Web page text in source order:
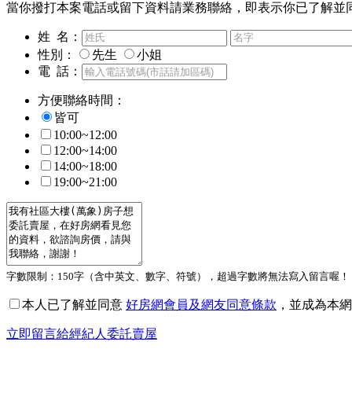
當你撥打本案電話或留下資料請業務聯絡，即表示你已了解並
姓 名：
性別：
先生
小姐
電 話：
方便聯絡時間：
皆可
10:00~12:00
12:00~14:00
14:00~18:00
19:00~21:00
字數限制：150字（含中英文、數字、符號），超過字數將無法寫入留言喔！
本人已了解並同意 好房網會員及網友同意條款 ，並成為本
立即留言給經紀人委託賣屋